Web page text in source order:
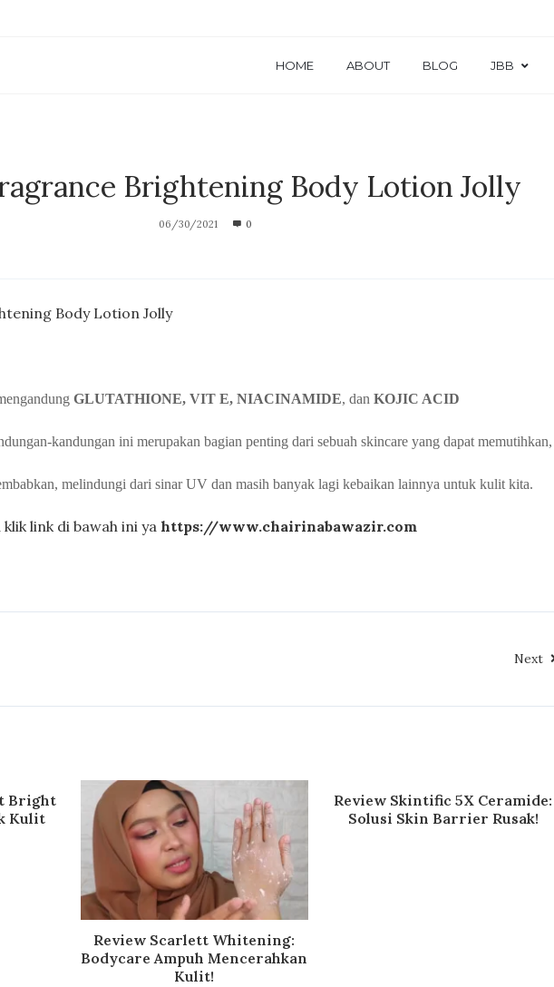
HOME ABOUT BLOG JBB
Brightening Body Lotion Jolly
06/30/2021 0
Body Lotion Jolly
GLUTATHIONE, VIT E, NIACINAMIDE, dan KOJIC ACID
kandungan ini merupakan bagian penting dari sebuah skincare yang dapat memutihkan,
melindungi dari sinar UV dan masih banyak lagi kebaikan lainnya untuk kulit kita.
link di bawah ini ya https://www.chairinabawazir.com
Next
Bright
Kulit
Review Scarlett Whitening:
Bodycare Ampuh Mencerahkan
Kulit!
Review Skintific 5X Ceramide:
Solusi Skin Barrier Rusak!